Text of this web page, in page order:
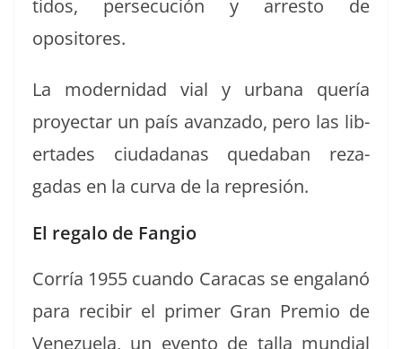
tidos, per­se­cu­ción y arresto de
opositores.
La mod­ernidad vial y urbana quería
proyec­tar un país avan­za­do, pero las lib­
er­tades ciu­dadanas qued­a­ban reza­
gadas en la cur­va de la represión.
El regalo de Fangio
Cor­ría 1955 cuan­do Cara­cas se engalanó
para recibir el primer Gran Pre­mio de
Venezuela, un even­to de tal­la mundi­al